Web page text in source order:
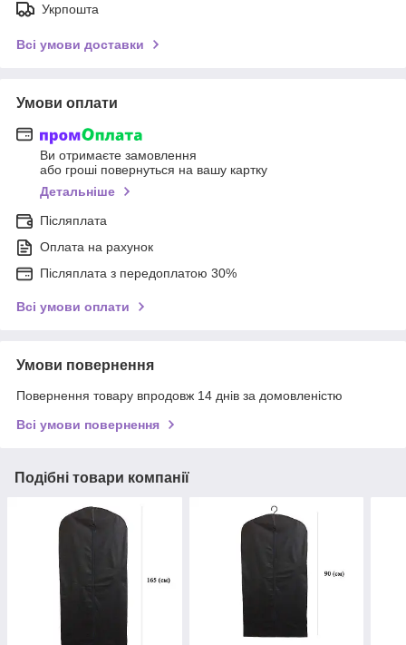
Укрпошта
Всі умови доставки
Умови оплати
Ви отримаєте замовлення
або гроші повернуться на вашу картку
Детальніше
Післяплата
Оплата на рахунок
Післяплата з передоплатою 30%
Всі умови оплати
Умови повернення
Повернення товару впродовж 14 днів за домовленістю
Всі умови повернення
Подібні товари компанії